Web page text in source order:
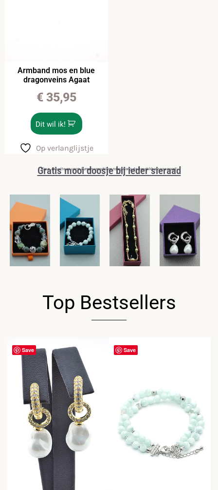
Armband mos en blue
dragonveins Agaat
€35,95
Dit wil ik!
Op verlanglijstje
Gratis mooi doosje bij ieder sieraad
Kleur, grootte en vorm kunnen verschillen naargelang de beschikbare voorraad!
Top Bestsellers
Save Save